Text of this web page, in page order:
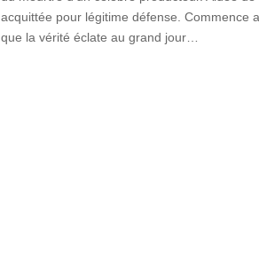
acquittée pour légitime défense. Commence
que la vérité éclate au grand jour…